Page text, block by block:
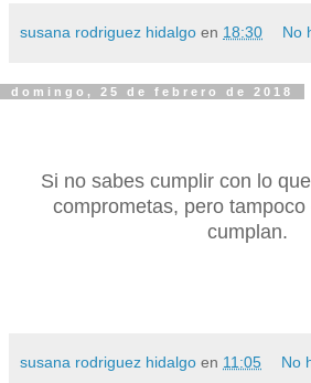
susana rodriguez hidalgo en 18:30 No
domingo, 25 de febrero de 2018
Si no sabes cumplir con lo
comprometas, pero
cumplan.
susana rodriguez hidalgo en 11:05 No